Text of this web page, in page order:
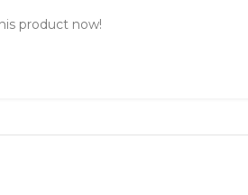
product now!